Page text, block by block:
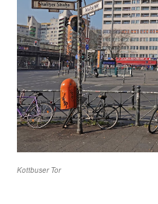
Kottbuser Tor